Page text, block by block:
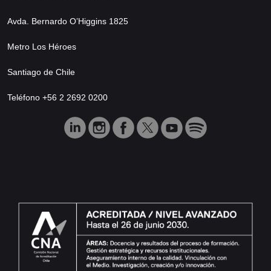
Avda. Bernardo O’Higgins 1825
Metro Los Héroes
Santiago de Chile
Teléfono +56 2 2692 0200